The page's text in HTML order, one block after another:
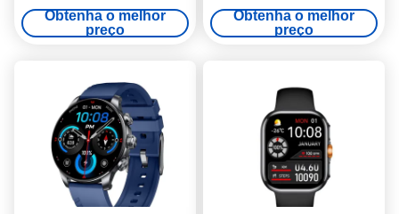
Watch Fitness Tracker 1,43
polegadas
Obtenha o melhor
preço
Tracking Smartwatch
Obtenha o melhor
preço